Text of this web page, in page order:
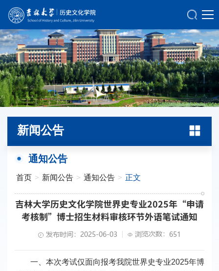
新闻公告
通知公告
首页 > 新闻公告 > 通知公告 > 正文
吉林大学历史文化学院世界史专业2025年“申请
考核制”博士招生材料审核环节外语笔试通知
发布时间：2025-06-03 浏览次数： 651
一、本次考试仅面向报考我院世界史专业2025年博